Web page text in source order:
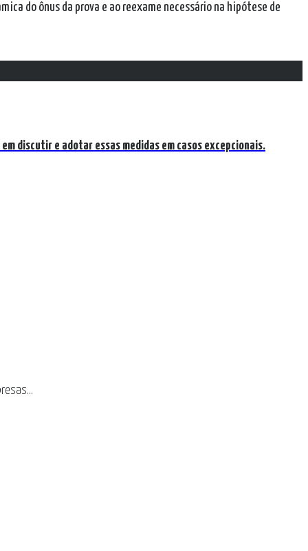
do ônus da prova e ao reexame necessário na hipótese de
discutir e adotar essas medidas em casos excepcionais.